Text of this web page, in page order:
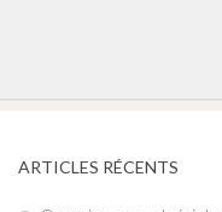
ARTICLES RÉCENTS